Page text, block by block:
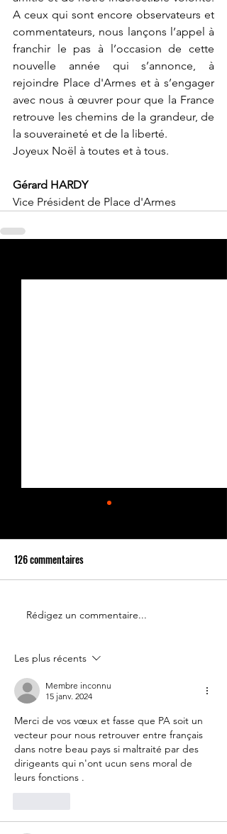
A ceux qui sont encore observateurs et
commentateurs, nous lançons l’appel à
franchir le pas à l’occasion de cette
nouvelle année qui s’annonce, à
rejoindre Place d'Armes et à s’engager
avec nous à œuvrer pour que la France
retrouve les chemins de la grandeur, de
la souveraineté et de la liberté.
Joyeux Noël à toutes et à tous.
Gérard HARDY
Vice Président de Place d'Armes
Le 14 juillet doit rester une
126 commentaires
Rédigez un commentaire...
Les plus récents
Membre inconnu
15 janv. 2024
Merci de vos vœux et fasse que PA soit un
vecteur pour nous retrouver entre français
dans notre beau pays si maltraité par des
dirigeants qui n'ont ucun sens moral de
leurs fonctions .